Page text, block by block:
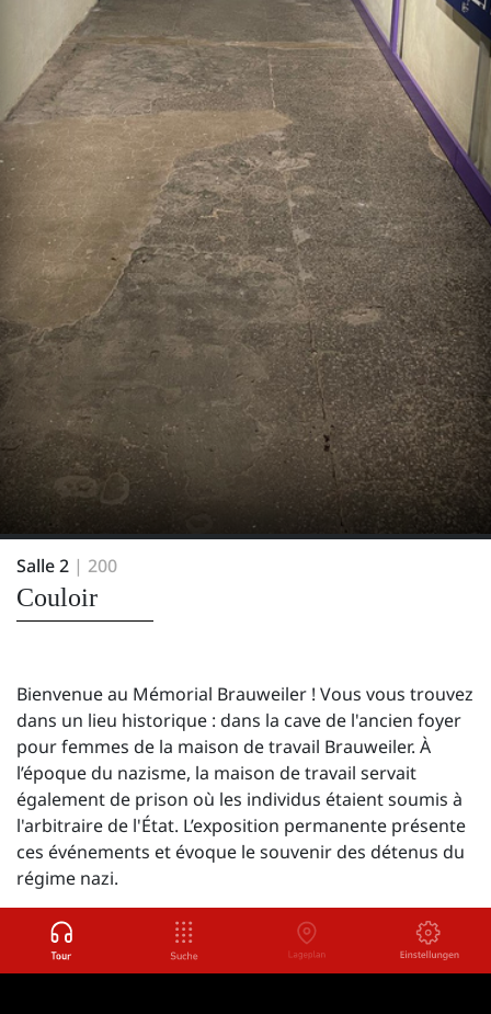
Salle 2 | 200
Couloir
Bienvenue au Mémorial Brauweiler ! Vous vous trouvez
dans un lieu historique : dans la cave de l'ancien foyer
pour femmes de la maison de travail Brauweiler. À
l’époque du nazisme, la maison de travail servait
également de prison où les individus étaient soumis à
l'arbitraire de l'État. L’exposition permanente présente
ces événements et évoque le souvenir des détenus du
régime nazi.
Objets contenus